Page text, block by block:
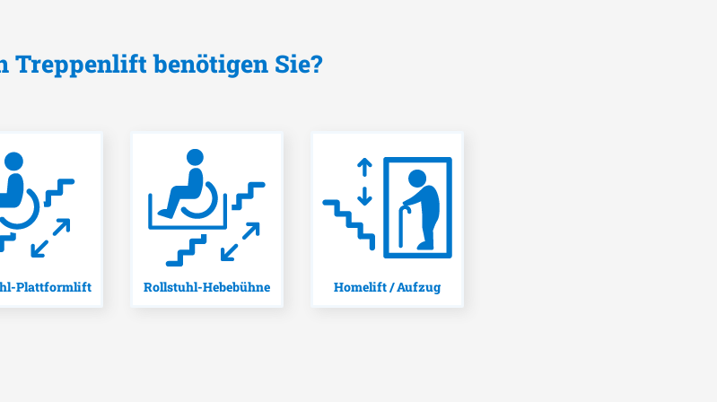
Treppenlift benötigen Sie?
Plattformlift Rollstuhl-Hebebühne Homelift / Aufzug